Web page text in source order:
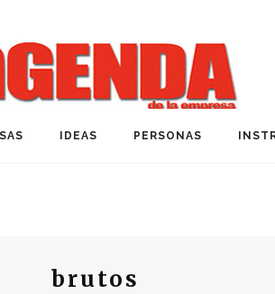
IDEAS PERSONAS
brutos